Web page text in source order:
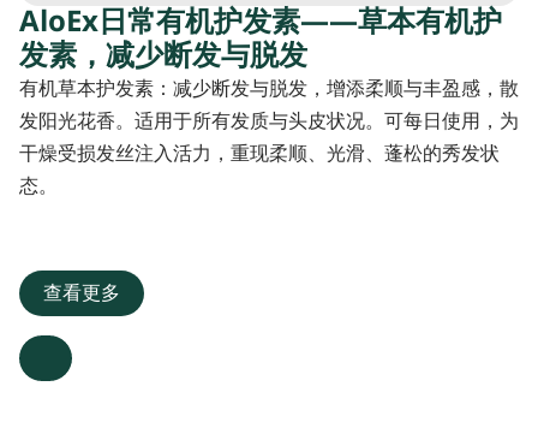
AloEx日常有机护发素——草本有机护
发素，减少断发与脱发
有机草本护发素：减少断发与脱发，增添柔顺与丰盈感，散
发阳光花香。适用于所有发质与头皮状况。可每日使用，为
干燥受损发丝注入活力，重现柔顺、光滑、蓬松的秀发状
态。
查看更多